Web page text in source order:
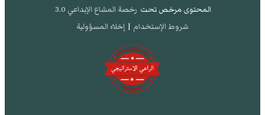
المحتوى مرخص تحت رخصة المشاع الإبداعي 3.0
شروط الإستخدام | إخلاء المسؤولية